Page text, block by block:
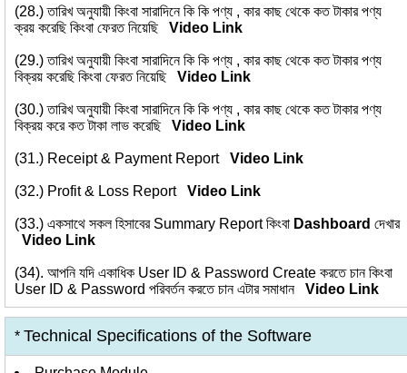
(28.)তারিখ অনুযায়ী কিংবা সারাদিনে কি কি পণ্য , কার কাছ থেকে কত টাকার পণ্য
ক্রয় করেছি কিংবা ফেরত নিয়েছি Video Link
(29.)তারিখ অনুযায়ী কিংবা সারাদিনে কি কি পণ্য , কার কাছ থেকে কত টাকার পণ্য
বিক্রয় করেছি কিংবা ফেরত নিয়েছি Video Link
(30.)তারিখ অনুযায়ী কিংবা সারাদিনে কি কি পণ্য , কার কাছ থেকে কত টাকার পণ্য
বিক্রয় করে কত টাকা লাভ করেছি Video Link
(31.) Receipt & Payment Report Video Link
(32.) Profit & Loss Report Video Link
(33.) একসাথে সকল হিসাবের Summary Report কিংবা Dashboard দেখার
Video Link
(34). আপনি যদি একাধিক User ID & Password Create করতে চান কিংবা
User ID & Password পরিবর্তন করতে চান এটার সমাধান Video Link
* Technical Specifications of the Software